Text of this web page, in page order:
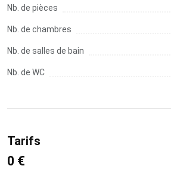
Nb. de pièces
Nb. de chambres
Nb. de salles de bain
Nb. de WC
Tarifs
0 €